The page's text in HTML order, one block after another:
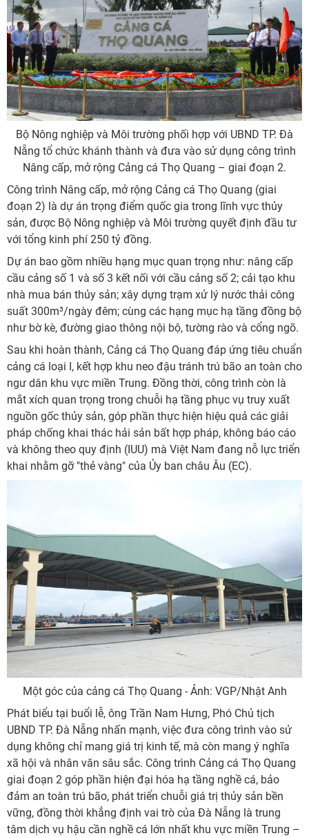
Bộ Nông nghiệp và Môi trường phối hợp với UBND TP. Đà
Nẵng tổ chức khánh thành và đưa vào sử dụng công trình
Nâng cấp, mở rộng Cảng cá Thọ Quang – giai đoạn 2.
Công trình Nâng cấp, mở rộng Cảng cá Thọ Quang (giai
đoạn 2) là dự án trọng điểm quốc gia trong lĩnh vực thủy
sản, được Bộ Nông nghiệp và Môi trường quyết định đầu tư
với tổng kinh phí 250 tỷ đồng.
Dự án bao gồm nhiều hạng mục quan trọng như: nâng cấp
cầu cảng số 1 và số 3 kết nối với cầu cảng số 2; cải tạo khu
nhà mua bán thủy sản; xây dựng trạm xử lý nước thải công
suất 300m³/ngày đêm; cùng các hạng mục hạ tầng đồng bộ
như bờ kè, đường giao thông nội bộ, tường rào và cổng ngõ.
Sau khi hoàn thành, Cảng cá Thọ Quang đáp ứng tiêu chuẩn
cảng cá loại I, kết hợp khu neo đậu tránh trú bão an toàn cho
ngư dân khu vực miền Trung. Đồng thời, công trình còn là
mắt xích quan trọng trong chuỗi hạ tầng phục vụ truy xuất
nguồn gốc thủy sản, góp phần thực hiện hiệu quả các giải
pháp chống khai thác hải sản bất hợp pháp, không báo cáo
và không theo quy định (IUU) mà Việt Nam đang nỗ lực triển
khai nhằm gỡ "thẻ vàng" của Ủy ban châu Âu (EC).
Một góc của cảng cá Thọ Quang - Ảnh: VGP/Nhật Anh
Phát biểu tại buổi lễ, ông Trần Nam Hưng, Phó Chủ tịch
UBND TP. Đà Nẵng nhấn mạnh, việc đưa công trình vào sử
dụng không chỉ mang giá trị kinh tế, mà còn mang ý nghĩa
xã hội và nhân văn sâu sắc. Công trình Cảng cá Thọ Quang
giai đoạn 2 góp phần hiện đại hóa hạ tầng nghề cá, bảo
đảm an toàn trú bão, phát triển chuỗi giá trị thủy sản bền
vững, đồng thời khẳng định vai trò của Đà Nẵng là trung
tâm dịch vụ hậu cần nghề cá lớn nhất khu vực miền Trung –